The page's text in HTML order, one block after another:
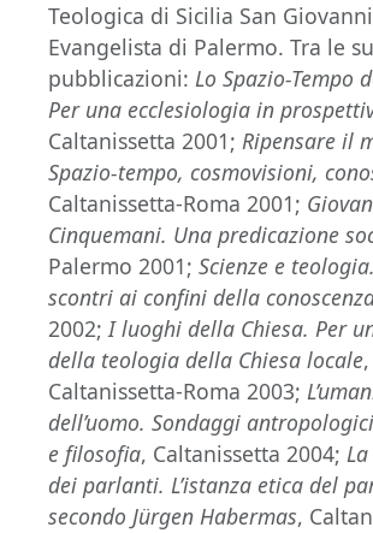
Teologica di Sicilia San Giovanni
Evangelista di Palermo. Tra le
pubblicazioni: Lo Spazio-Tempo
Per una ecclesiologia in
Caltanissetta 2001; Ripensare il
Spazio-tempo, cosmovisioni,
Caltanissetta-Roma 2001;
Cinquemani. Una predicazione
Palermo 2001; Scienze e
scontri ai confini della
2002;I luoghi della Chiesa. Per
della teologia della Chiesa locale,
Caltanissetta-Roma 2003;
dell’uomo. Sondaggi
e filosofia, Caltanissetta 2004;
dei parlanti. L’istanza etica del
secondo Jürgen Habermas,